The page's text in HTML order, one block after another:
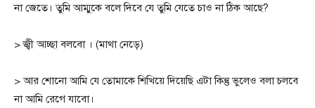
না জেতে। তুমি আম্মুকে বলে দিবে যে তুমি যেতে চাও না ঠিক আছে?
> জ্বী আচ্ছা বলবো । (মাথা নেড়ে)
> আর শোনো আমি যে তোমাকে শিখিয়ে দিয়েছি এটা কিন্তু ভুলেও বলা চলবে
না আমি রেগে যাবো।